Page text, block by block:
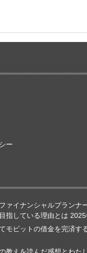
ー
ァイナンシャルプランナ
指している理由とは
モビットの借金を完済す